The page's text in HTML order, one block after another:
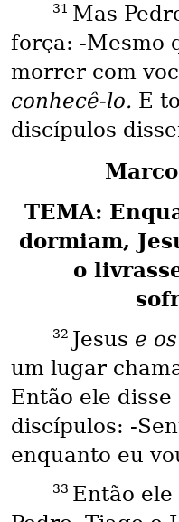
31 Mas
força: -Mesmo
morrer com
conhecê-lo. E
discípulos
TEMA:
dormiam,
o
32 Jesus e
um lugar
Então ele disse
discípulos: -
enquanto eu
33 Então ele